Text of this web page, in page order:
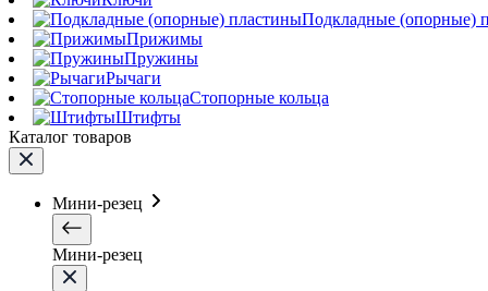
Подкладные (опорные)
Прижимы
Пружины
Рычаги
Стопорные кольца
Штифты
Каталог товаров
Мини-резец
Мини-резец